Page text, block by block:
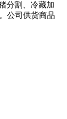
分割、冷藏加
公司供货商品